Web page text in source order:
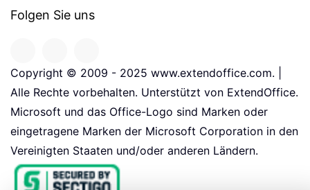
Folgen Sie uns
Copyright © 2009 - 2025 www.extendoffice.com. |
Alle Rechte vorbehalten. Unterstützt von ExtendOffice.
Microsoft und das Office-Logo sind Marken oder
eingetragene Marken der Microsoft Corporation in den
Vereinigten Staaten und/oder anderen Ländern.